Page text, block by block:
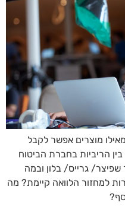
מוצרים אפשר לקבל
הריביות בחברת הביטוח
גרייס/ בלון ובמה
למחזור הלוואה קיימת? מה